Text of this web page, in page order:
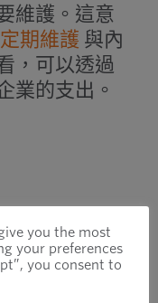
維護。這意
期維護 與內
，可以透過
業的支出。
卡車充電後
續航里程可
you the most
your preferences
you consent to